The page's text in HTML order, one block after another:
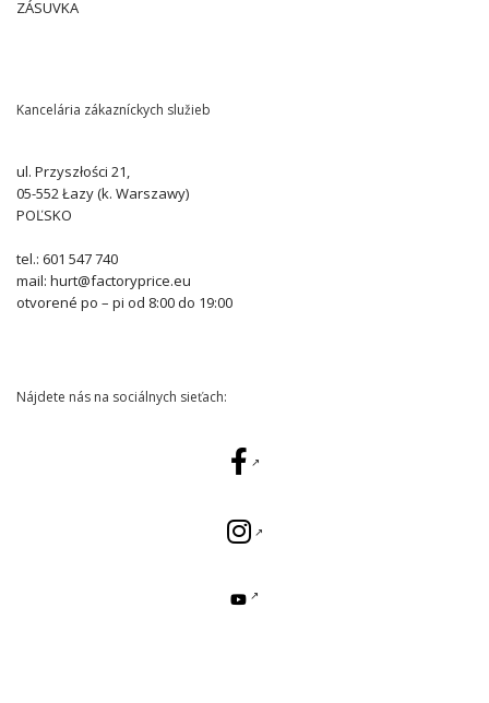
ZÁSUVKA
Kancelária zákazníckych služieb
ul. Przyszłości 21,
05-552 Łazy (k. Warszawy)
POĽSKO
tel.: 601 547 740
mail: hurt@factoryprice.eu
otvorené po – pi od 8:00 do 19:00
Nájdete nás na sociálnych sieťach: